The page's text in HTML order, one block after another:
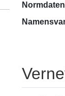
Normdaten